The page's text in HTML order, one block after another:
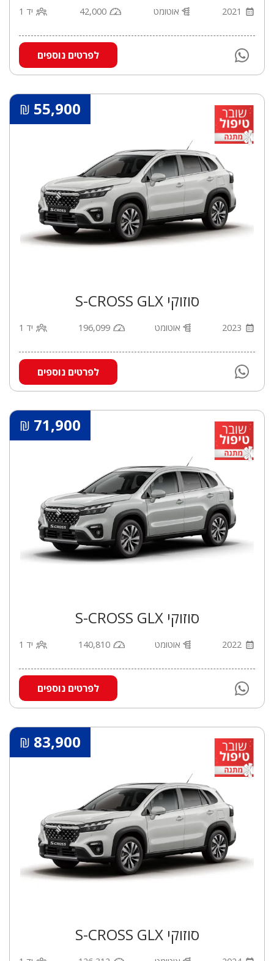
2021 אוטומט 42,000 יד 1
לפרטים נוספים
55,900
₪
סוזוקי S-CROSS GLX
2023 אוטומט 196,099 יד 1
לפרטים נוספים
71,900
₪
סוזוקי S-CROSS GLX
2022 אוטומט 140,810 יד 1
לפרטים נוספים
83,900
₪
סוזוקי S-CROSS GLX